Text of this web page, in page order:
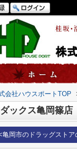
会社ハウスポートTOP
ダックス亀岡篠店
亀岡市のドラッグストア